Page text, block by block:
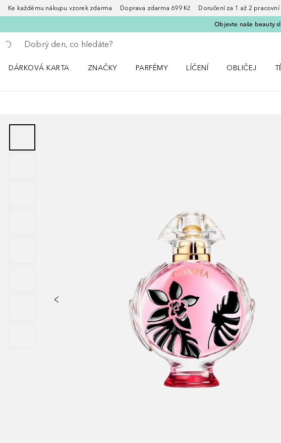
Ke každému nákupu vzorek zdarma Doprava zdarma 699 Kč Doručení za 1 až 2 pracovní
Objevte naše beauty
Vraťte se
Proveďte vyhledávání
DÁRKOVÁ KARTA
ZNAČKY
PARFÉMY
LÍČENÍ
OBLIČEJ